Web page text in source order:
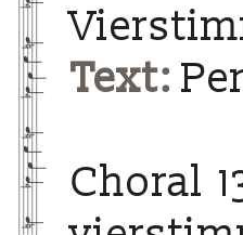
Text:
Choral